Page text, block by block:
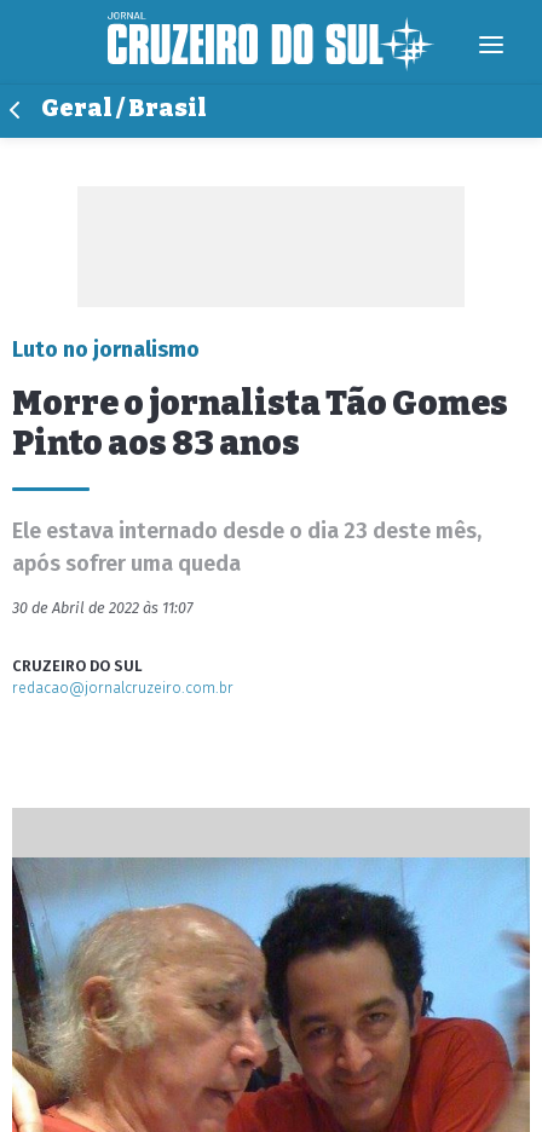
Geral / Brasil
Luto no jornalismo
Morre o jornalista Tão Gomes
Pinto aos 83 anos
Ele estava internado desde o dia 23 deste mês,
após sofrer uma queda
30 de Abril de 2022 às 11:07
CRUZEIRO DO SUL
redacao@jornalcruzeiro.com.br